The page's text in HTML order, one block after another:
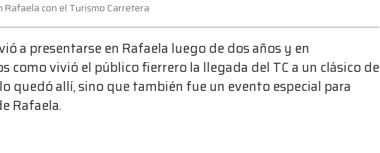
con el Turismo Carretera
a presentarse en Rafaela luego de dos años y en
como vivió el público fierrero la llegada del TC a un clásico de
quedó allí, sino que también fue un evento especial para
Rafaela.